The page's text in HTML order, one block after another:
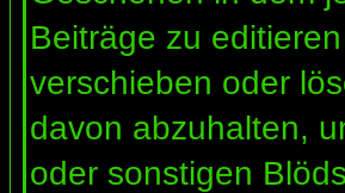
Beiträge zu
verschieben oder
davon abzuhalten,
oder sonstigen